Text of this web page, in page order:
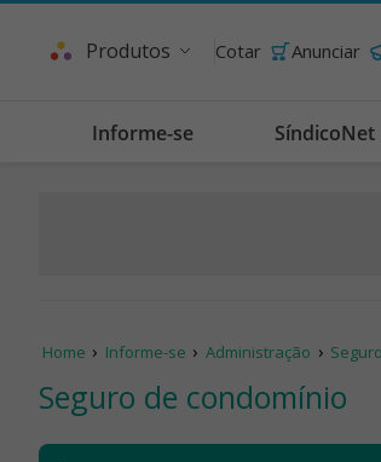
Produtos Cotar Anunciar
Informe-se SíndicoNet
Home Informe-se Administração
Seguro de condomínio